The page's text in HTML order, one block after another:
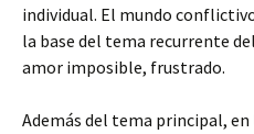
individual. El mundo
la base del tema recurrente
amor imposible, frustrado.
Además del tema principal, en